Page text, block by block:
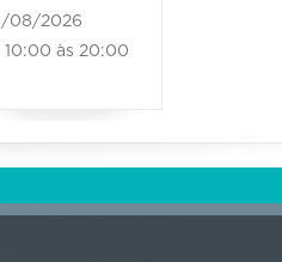
08/2026
às 20:00